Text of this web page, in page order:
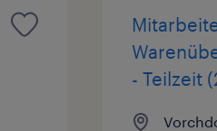
- Teilzeit